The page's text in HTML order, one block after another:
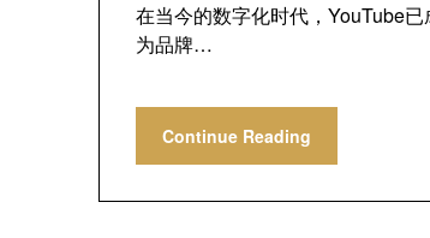
在当今的数字化时代，YouTube
为品牌…
Continue Reading